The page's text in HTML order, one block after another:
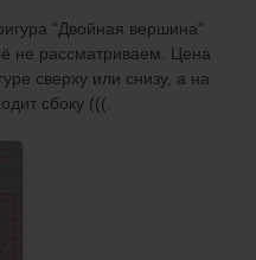
"Двойная вершина"
не рассматриваем. Цена
сверху или снизу, а на
сбоку (((.